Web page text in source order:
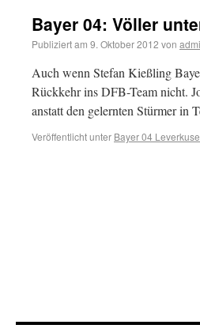
Bayer 04: Völler
Publiziert am 9. Oktober 2012 von
Auch wenn Stefan Kießling
Rückkehr ins DFB-Team nicht.
anstatt den gelernten Stürmer in
Veröffentlicht unter Bayer 04